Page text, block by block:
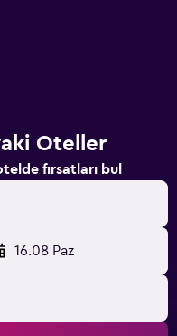
Oteller
fırsatları bul
16.08 Paz